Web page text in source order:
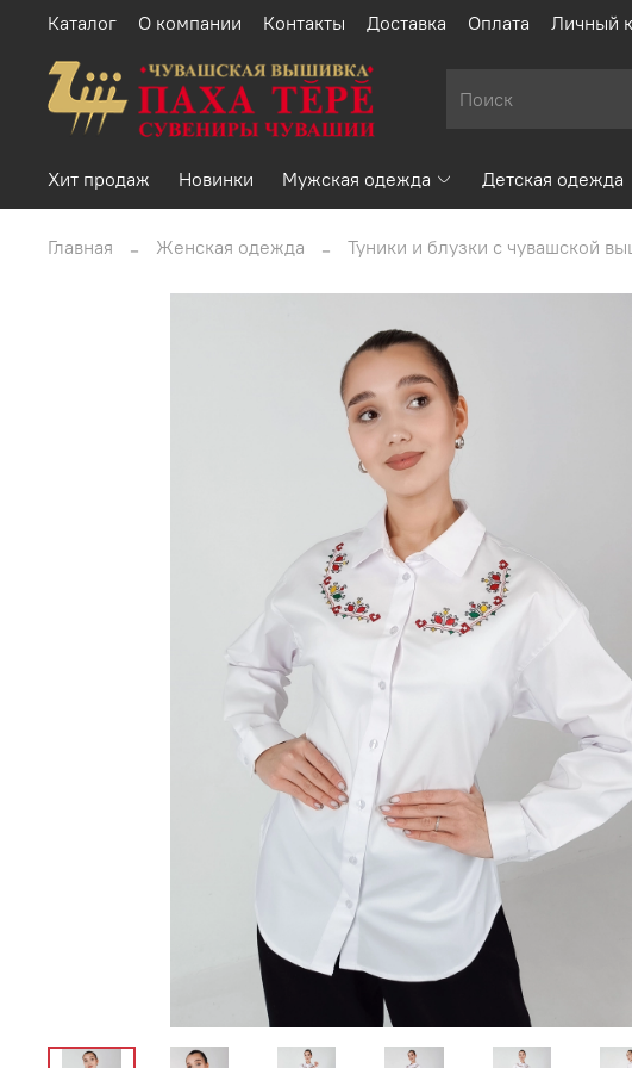
Каталог О компании Контакты Доставка Оплата Личный
Хит продаж Новинки Мужская одежда Детская одежда
Главная Женская одежда Туники и блузки с чувашской